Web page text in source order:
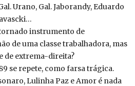
Urano, Gal. Jaborandy, Eduardo
instrumento de
de uma classe trabalhadora, mas
de extrema-direita?
se repete, como farsa trágica.
Lulinha Paz e Amor é nada